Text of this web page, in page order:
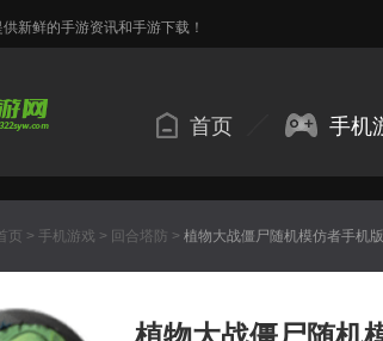
新鲜的手游资讯和手游下载！
首页 手机
页 > 手机游戏 > 回合塔防 > 植物大战僵尸随机模仿者手机版